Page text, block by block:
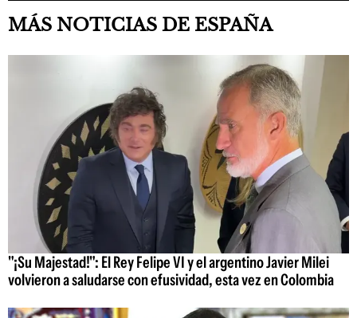
MÁS NOTICIAS DE ESPAÑA
"¡Su Majestad!": El Rey Felipe VI y el argentino Javier Milei
volvieron a saludarse con efusividad, esta vez en Colombia